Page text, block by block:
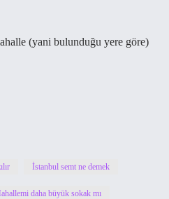
(yani bulunduğu yere göre)
İstanbul semt ne demek
daha büyük sokak mı